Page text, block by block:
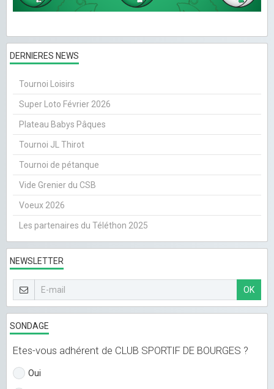
DERNIERES NEWS
Tournoi Loisirs
Super Loto Février 2026
Plateau Babys Pâques
Tournoi JL Thirot
Tournoi de pétanque
Vide Grenier du CSB
Voeux 2026
Les partenaires du Téléthon 2025
NEWSLETTER
OK
SONDAGE
Etes-vous adhérent de CLUB SPORTIF DE BOURGES ?
Oui